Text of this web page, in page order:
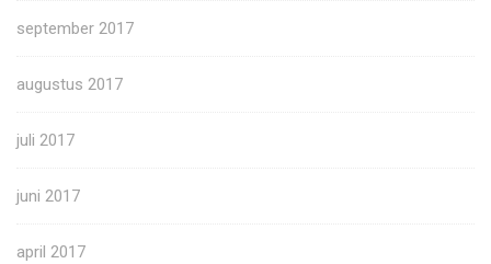
september 2017
augustus 2017
juli 2017
juni 2017
april 2017